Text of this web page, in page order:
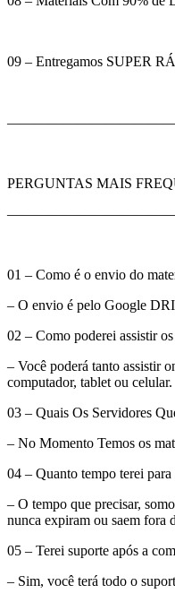
09 – Entregamos SUPER
PERGUNTAS MAIS
01 – Como é o envio do
– O envio é pelo Google
02 – Como poderei assistir
– Você poderá tanto assistir
computador, tablet ou celular.
03 – Quais Os Servidores
– No Momento Temos os
04 – Quanto tempo terei
– O tempo que precisar,
nunca expiram ou saem fora
05 – Terei suporte após a
– Sim, você terá todo o